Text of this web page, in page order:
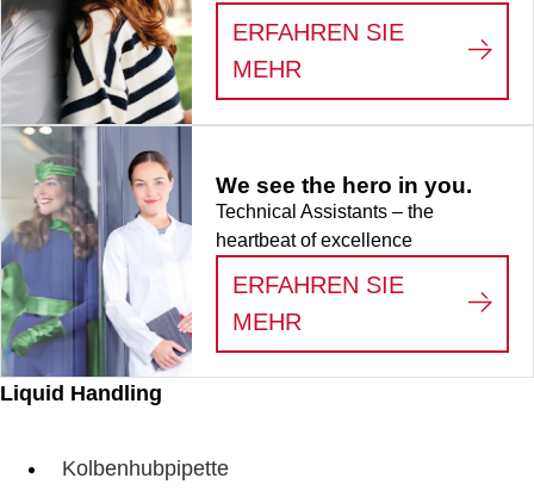
Liquid Handling
Kolbenhubpipette
ERFAHREN SIE
MEHR
We see the hero in you.
Technical Assistants – the
heartbeat of excellence
ERFAHREN SIE
MEHR
WE SEE THE